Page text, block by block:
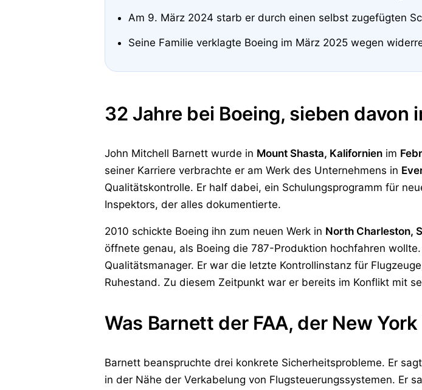
Am 9. März 2024 starb er durch einen selbst zugefügten
Seine Familie verklagte Boeing im März 2025 wegen
32 Jahre bei Boeing, sieben davon
John Mitchell Barnett wurde in Mount Shasta, Kalifornien im
seiner Karriere verbrachte er am Werk des Unternehmens in
Qualitätskontrolle. Er half dabei, ein Schulungsprogramm für
Inspektors, der alles dokumentierte.
2010 schickte Boeing ihn zum neuen Werk in North Charleston,
öffnete genau, als Boeing die 787-Produktion hochfahren
Qualitätsmanager. Er war die letzte Kontrollinstanz für
Ruhestand. Zu diesem Zeitpunkt war er bereits im Konflikt mit
Was Barnett der FAA, der New
Barnett beanspruchte drei konkrete Sicherheitsprobleme. Er
in der Nähe der Verkabelung von Flugsteuerungssystemen. Er